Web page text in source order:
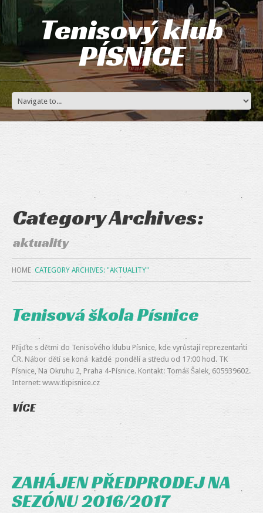
Tenisový klub
PÍSNICE
Category Archives:
aktuality
HOME CATEGORY ARCHIVES: "AKTUALITY"
Tenisová škola Písnice
Přijďte s dětmi do Tenisového klubu Písnice, kde vyrůstají reprezentanti
ČR. Nábor dětí se koná každé pondělí a středu od 17:00 hod. TK
Písnice, Na Okruhu 2, Praha 4-Písnice. Kontakt: Tomáš Šalek, 605939602.
Internet: www.tkpisnice.cz
VÍCE
ZAHÁJEN PŘEDPRODEJ NA
SEZÓNU 2016/2017